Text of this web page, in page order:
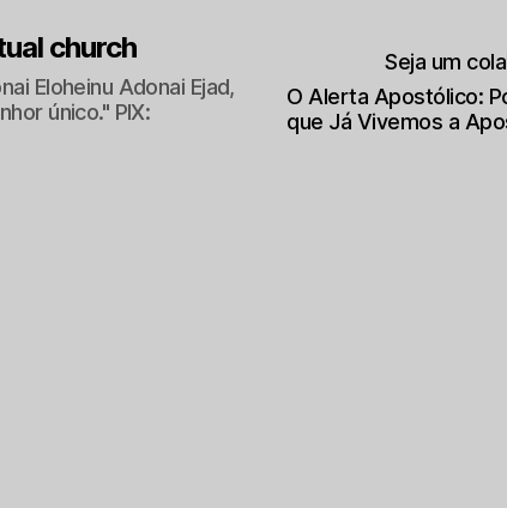
church
Eloheinu Adonai Ejad,
único." PIX:
Seja um
O Alerta Apostólico:
que Já Vivemos a